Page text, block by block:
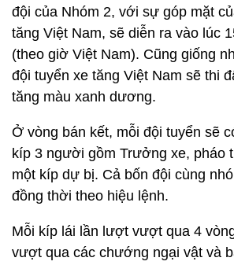
đội của Nhóm 2, với sự góp mặt
tăng Việt Nam, sẽ diễn ra vào lúc
(theo giờ Việt Nam). Cũng giống
đội tuyển xe tăng Việt Nam sẽ thi
tăng màu xanh dương.
Ở vòng bán kết, mỗi đội tuyển sẽ
kíp 3 người gồm Trưởng xe, pháo
một kíp dự bị. Cả bốn đội cùng
đồng thời theo hiệu lệnh.
Mỗi kíp lái lần lượt vượt qua 4
vượt qua các chướng ngại vật và